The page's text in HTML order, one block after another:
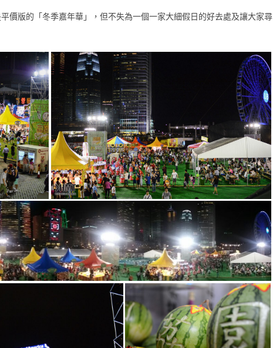
價版的「冬季嘉年華」，但不失為一個一家大細假日的好去處及讓大家尋